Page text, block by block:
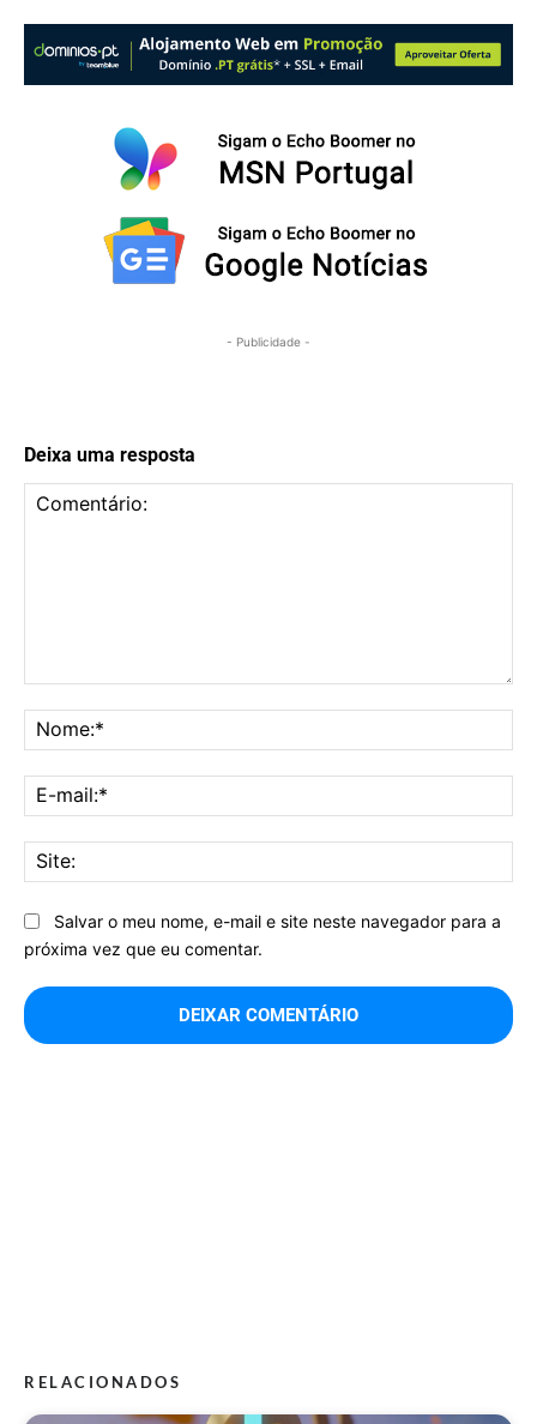
- Publicidade -
Deixa uma resposta
Salvar o meu nome, e-mail e site neste navegador para a
próxima vez que eu comentar.
RELACIONADOS